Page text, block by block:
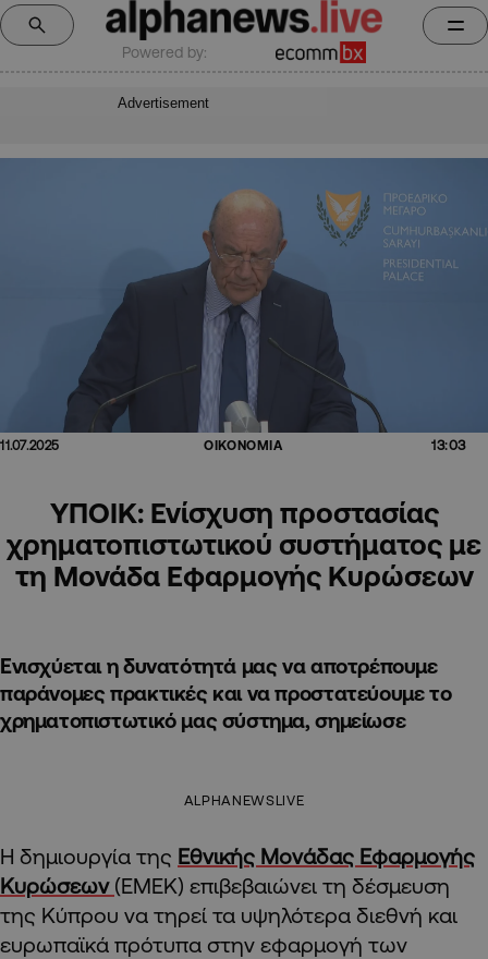
Powered by:
Advertisement
11.07.2025 ΟΙΚΟΝΟΜΙΑ 13:03
ΥΠΟΙΚ: Ενίσχυση προστασίας
χρηματοπιστωτικού συστήματος με
τη Μονάδα Εφαρμογής Κυρώσεων
Ενισχύεται η δυνατότητά μας να αποτρέπουμε
παράνομες πρακτικές και να προστατεύουμε το
χρηματοπιστωτικό μας σύστημα, σημείωσε
ALPHANEWSLIVE
Η δημιουργία της Εθνικής Μονάδας Εφαρμογής
Κυρώσεων (ΕΜΕΚ) επιβεβαιώνει τη δέσμευση
της Κύπρου να τηρεί τα υψηλότερα διεθνή και
ευρωπαϊκά πρότυπα στην εφαρμογή των